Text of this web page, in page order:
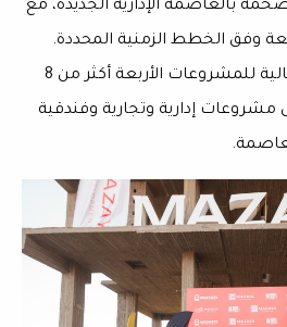
، مع
وفق الخطط الزمنية المحددة.
للمشروعات الأربعة أكثر من 8
مشروعات إدارية وتجارية وفندقية